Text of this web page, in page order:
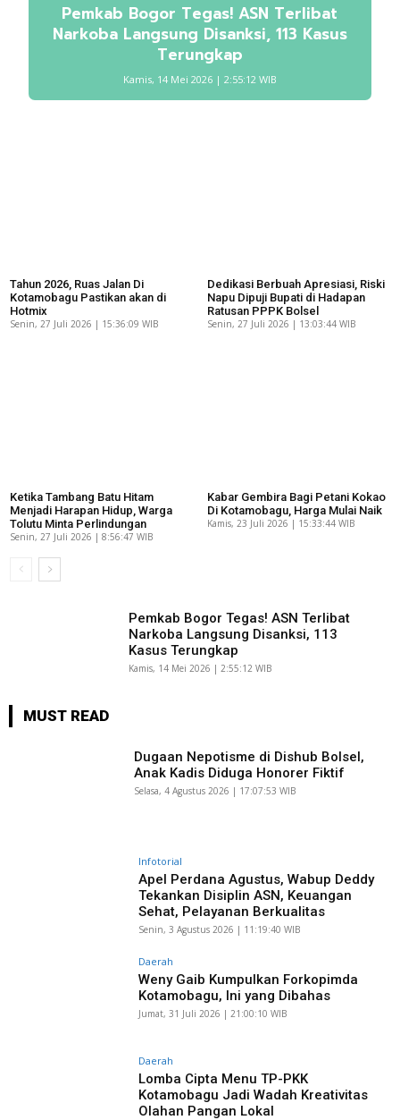
Pemkab Bogor Tegas! ASN Terlibat
Narkoba Langsung Disanksi, 113 Kasus
Terungkap
Kamis, 14 Mei 2026 | 2:55:12 WIB
Tahun 2026, Ruas Jalan Di
Kotamobagu Pastikan akan di
Hotmix
Senin, 27 Juli 2026 | 15:36:09 WIB
Dedikasi Berbuah Apresiasi, Riski
Napu Dipuji Bupati di Hadapan
Ratusan PPPK Bolsel
Senin, 27 Juli 2026 | 13:03:44 WIB
Ketika Tambang Batu Hitam
Menjadi Harapan Hidup, Warga
Tolutu Minta Perlindungan
Senin, 27 Juli 2026 | 8:56:47 WIB
Kabar Gembira Bagi Petani Kokao
Di Kotamobagu, Harga Mulai Naik
Kamis, 23 Juli 2026 | 15:33:44 WIB
Pemkab Bogor Tegas! ASN Terlibat
Narkoba Langsung Disanksi, 113
Kasus Terungkap
Kamis, 14 Mei 2026 | 2:55:12 WIB
MUST READ
Dugaan Nepotisme di Dishub Bolsel,
Anak Kadis Diduga Honorer Fiktif
Selasa, 4 Agustus 2026 | 17:07:53 WIB
Infotorial
Apel Perdana Agustus, Wabup Deddy
Tekankan Disiplin ASN, Keuangan
Sehat, Pelayanan Berkualitas
Senin, 3 Agustus 2026 | 11:19:40 WIB
Daerah
Weny Gaib Kumpulkan Forkopimda
Kotamobagu, Ini yang Dibahas
Jumat, 31 Juli 2026 | 21:00:10 WIB
Daerah
Lomba Cipta Menu TP-PKK
Kotamobagu Jadi Wadah Kreativitas
Olahan Pangan Lokal